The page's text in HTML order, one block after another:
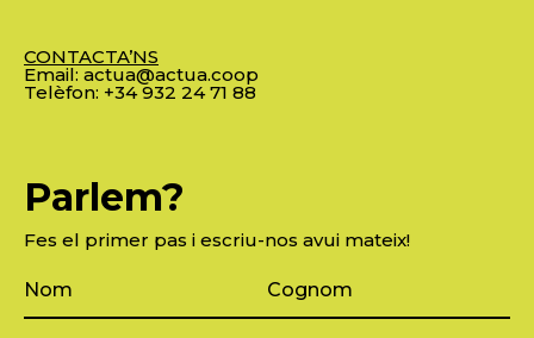
CONTACTA’NS
Email: actua@actua.coop
Telèfon: +34 932 24 71 88
Parlem?
Fes el primer pas i escriu-nos avui mateix!